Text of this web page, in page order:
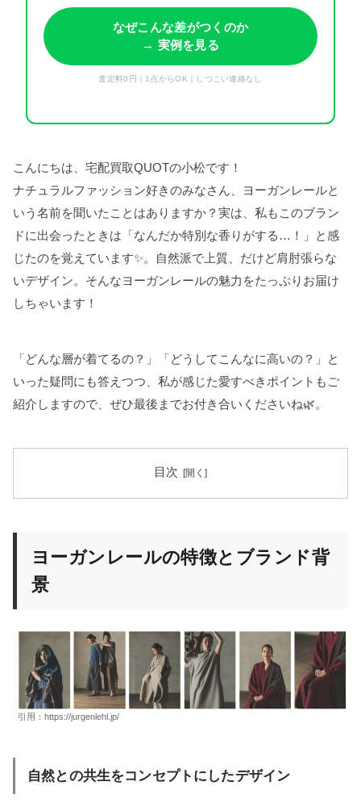
なぜこんな差がつくのか
→ 実例を見る
査定料0円｜1点からOK｜しつこい連絡なし
こんにちは、宅配買取QUOTの小松です！
ナチュラルファッション好きのみなさん、ヨーガンレールと
いう名前を聞いたことはありますか？実は、私もこのブラン
ドに出会ったときは「なんだか特別な香りがする…！」と感
じたのを覚えています✨。自然派で上質、だけど肩肘張らな
いデザイン。そんなヨーガンレールの魅力をたっぷりお届け
しちゃいます！
「どんな層が着てるの？」「どうしてこんなに高いの？」と
いった疑問にも答えつつ、私が感じた愛すべきポイントもご
紹介しますので、ぜひ最後までお付き合いくださいね🌿。
目次
ヨーガンレールの特徴とブランド背
景
引用： https://jurgenlehl.jp/
自然との共生をコンセプトにしたデザイン